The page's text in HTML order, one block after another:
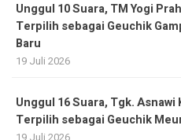
Unggul 10 Suara, TM Yogi
Terpilih sebagai Geuchik
Baru
19 Juli 2026
Unggul 16 Suara, Tgk. Asnawi
Terpilih sebagai Geuchik